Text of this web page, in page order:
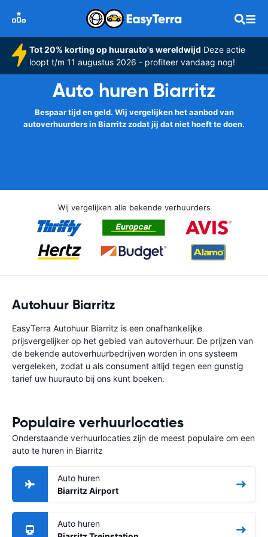
Tot 20% korting op huurauto's wereldwijd Deze actie
loopt t/m 11 augustus 2026 - profiteer vandaag nog!
Auto huren Biarritz
Bespaar tijd en geld. Wij vergelijken het aanbod van
autoverhuurders in Biarritz zodat jij dat niet hoeft te doen.
Wij vergelijken alle bekende verhuurders
Autohuur Biarritz
EasyTerra Autohuur Biarritz is een onafhankelijke
prijsvergelijker op het gebied van autoverhuur. De prijzen van
de bekende autoverhuurbedrijven worden in ons systeem
vergeleken, zodat u als consument altijd tegen een gunstig
tarief uw huurauto bij ons kunt boeken.
Populaire verhuurlocaties
Onderstaande verhuurlocaties zijn de meest populaire om een
auto te huren in Biarritz
Auto huren
Biarritz Airport
Auto huren